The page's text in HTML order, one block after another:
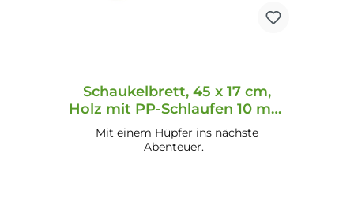
Schaukelbrett, 45 x 17 cm,
Holz mit PP-Schlaufen 10 mm
beige
Mit einem Hüpfer ins nächste
Abenteuer.